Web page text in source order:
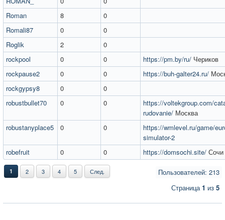
Roman
8
0
Romali87
0
0
Roglik
2
0
rockpool
0 0 https://pm.by/ru/ Чериков
rockpause2
0 0 https://buh-galter24.ru/
rockgypsy8
0
0
robustbullet70
0 0
https://voltekgroup.com/
rudovanie/ Москва
robustanyplace5
0 0
https://wmlevel.ru/game/
simulator-2
robefruit
0 0 https://domsochi.site/ Сочи
Пользователей: 213
1 2 3 4 5 След.
Страница1 из 5